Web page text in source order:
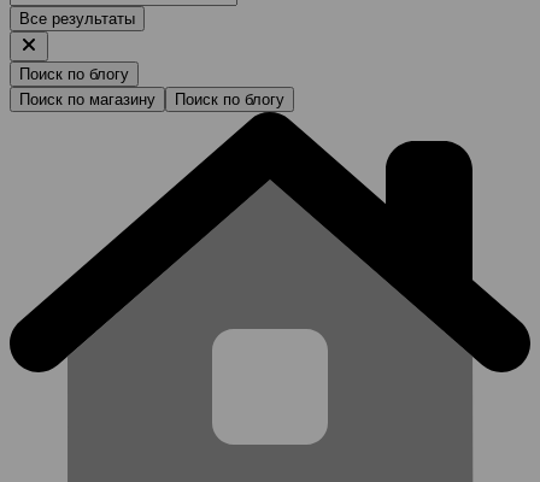
Все результаты
Поиск по блогу
Поиск по магазину
Поиск по блогу